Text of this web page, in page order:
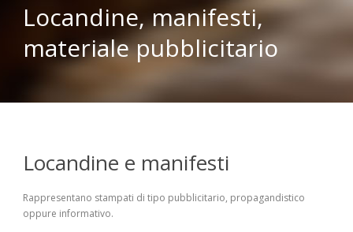
Locandine, manifesti,
materiale pubblicitario
Locandine e manifesti
Rappresentano stampati di tipo pubblicitario, propagandistico
oppure informativo.